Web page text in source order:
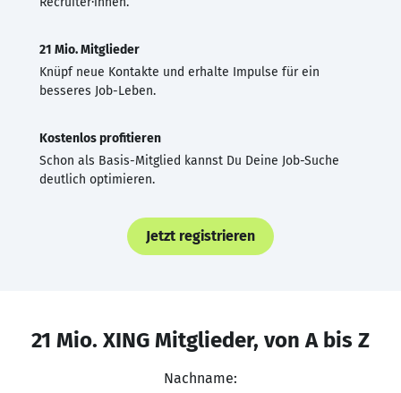
21 Mio. Mitglieder
Knüpf neue Kontakte und erhalte Impulse für ein
besseres Job-Leben.
Kostenlos profitieren
Schon als Basis-Mitglied kannst Du Deine Job-Suche
deutlich optimieren.
Jetzt registrieren
21 Mio. XING Mitglieder, von A bis Z
Nachname: